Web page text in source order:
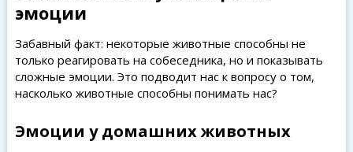
эмоции
Забавный факт: некоторые животные способны не
только реагировать на собеседника, но и показывать
сложные эмоции. Это подводит нас к вопросу о том,
насколько животные способны понимать нас?
Эмоции у домашних животных